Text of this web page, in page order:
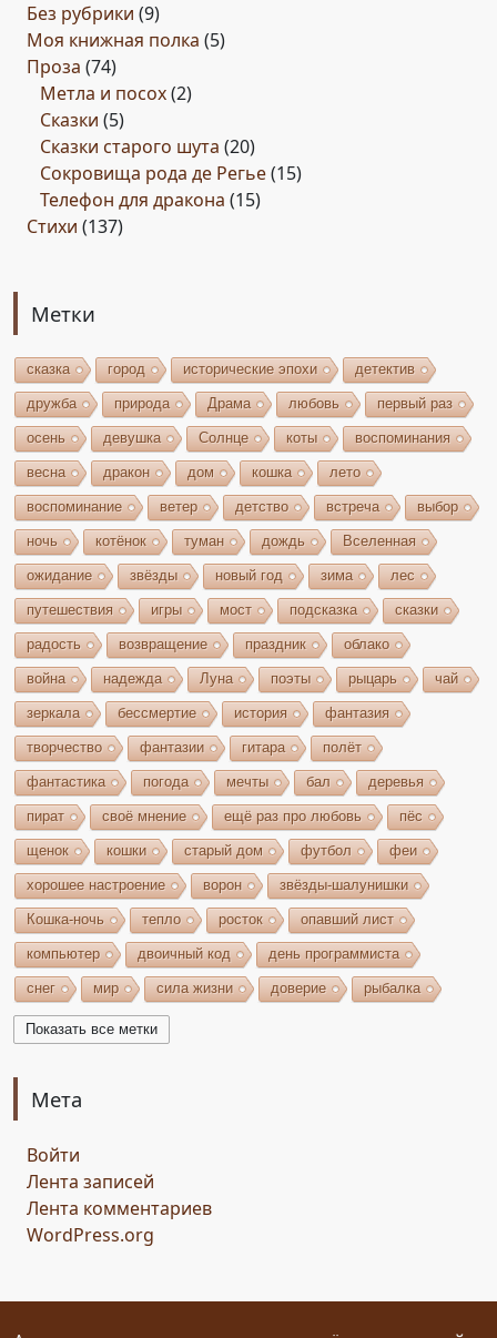
Без рубрики (9)
Моя книжная полка (5)
Проза (74)
Метла и посох(2)
Сказки (5)
Сказки старого шута (20)
Сокровища рода де Регье(15)
Телефон для дракона (15)
Стихи (137)
Метки
сказка город исторические эпохи детектив
дружба природа Драма любовь первый раз
осень девушка Солнце коты воспоминания
весна дракон дом кошка лето
воспоминание ветер детство встреча выбор
ночь котёнок туман дождь Вселенная
ожидание звёзды новый год зима лес
путешествия игры мост подсказка сказки
радость возвращение праздник облако
война надежда Луна поэты рыцарь чай
зеркала бессмертие история фантазия
творчество фантазии гитара полёт
фантастика погода мечты бал деревья
пират своё мнение ещё раз про любовь пёс
щенок кошки старый дом футбол феи
хорошее настроение ворон звёзды-шалунишки
Кошка-ночь тепло росток опавший лист
компьютер двоичный код день программиста
снег мир сила жизни доверие рыбалка
волшебство игрушки
возрождение
сомнение
мяч стирательная резинка
ресторан
Показать все метки
Мета
Войти
Лента записей
Лента комментариев
WordPress.org